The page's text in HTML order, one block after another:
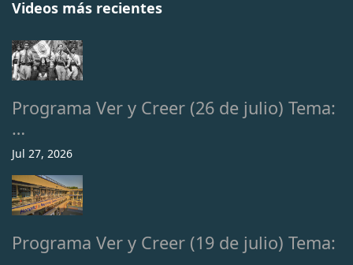
Videos más recientes
Programa Ver y Creer (26 de julio) Tema:
…
Jul 27, 2026
Programa Ver y Creer (19 de julio) Tema: